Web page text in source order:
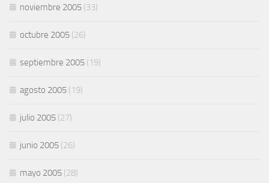
noviembre 2005 (33)
octubre 2005 (26)
septiembre 2005 (19)
agosto 2005 (19)
julio 2005 (27)
junio 2005 (26)
mayo 2005 (28)